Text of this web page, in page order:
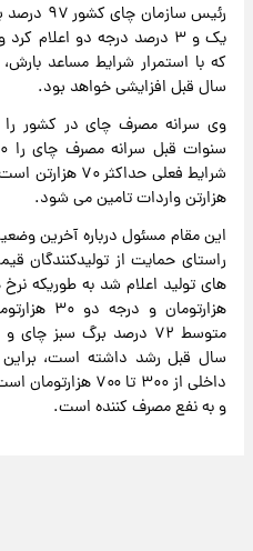
رئیس
یک و ۳ درصد درجه دو اعلام
که با استمرار شرایط مساعد
سال قبل افزایشی خواهد بود.
هزارتن واردات تامین می شود.
این مقام مسئول درباره آخرین
راستای حمایت از تولیدکنندگان
سال قبل رشد داشته است،
داخلی از ۳۰۰ تا
و به نفع مصرف کننده است.